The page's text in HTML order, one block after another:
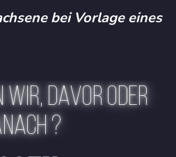
bei Vorlage eines
DAVOR ODER
?